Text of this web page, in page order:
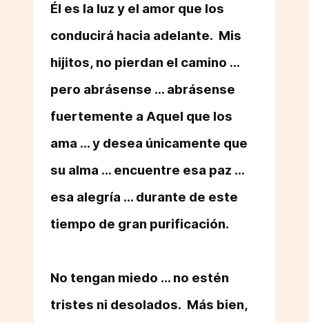
Él es la luz y el amor que los
conducirá hacia adelante. Mis
hijitos, no pierdan el camino ...
pero abrásense ... abrásense
fuertemente a Aquel que los
ama ... y desea únicamente que
su alma ... encuentre esa paz ...
esa alegría ... durante de este
tiempo de gran purificación.
No tengan miedo ... no estén
tristes ni desolados. Más bien,